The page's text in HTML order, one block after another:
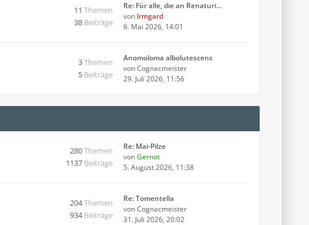
11 Themen
38 Beiträge
Re: Für alle, die an Renaturi…
von Irmgard
6. Mai 2026, 14:01
3Themen
5 Beiträge
Anomoloma albolutescens
vonCognacmeister
29. Juli 2026, 11:56
280Themen
1137 Beiträge
Re: Mai-Pilze
vonGernot
5. August 2026, 11:38
204Themen
934Beiträge
Re: Tomentella
vonCognacmeister
31. Juli 2026, 20:02